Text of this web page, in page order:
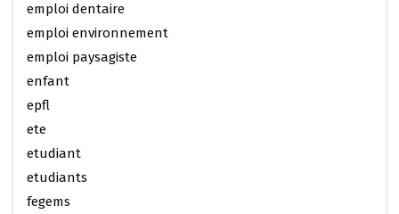
emploi dentaire
emploi environnement
emploi paysagiste
enfant
epfl
ete
etudiant
etudiants
fegems